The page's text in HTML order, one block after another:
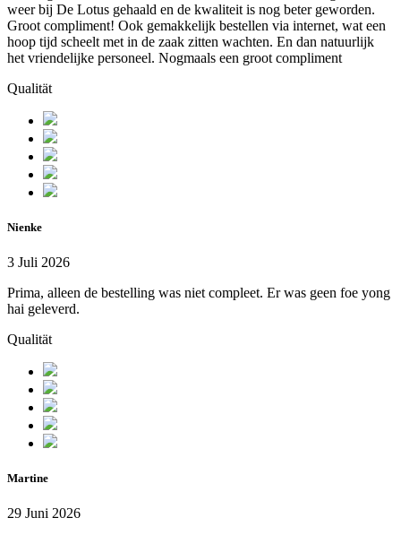
weer bij De Lotus gehaald en de kwaliteit is nog beter geworden.
Groot compliment! Ook gemakkelijk bestellen via internet, wat een
hoop tijd scheelt met in de zaak zitten wachten. En dan natuurlijk
het vriendelijke personeel. Nogmaals een groot compliment
Qualität
Nienke
3 Juli 2026
Prima, alleen de bestelling was niet compleet. Er was geen foe yong
hai geleverd.
Qualität
Martine
29 Juni 2026